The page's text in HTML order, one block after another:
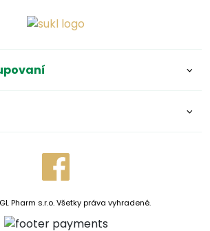
Pharm s.r.o. Všetky práva vyhradené.